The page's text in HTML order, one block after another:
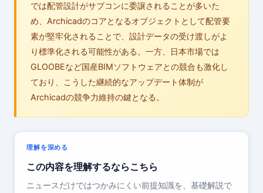
では配管設計がサブコンに委譲されることが多いた
め、Archicadのコアとなるオブジェクトとして配管要
素が堅牢化されることで、設計データの受け渡しがよ
り標準化される可能性がある。一方、日本市場では
GLOOBEなど国産BIMソフトウェアとの競合も激化し
ており、こうした継続的なアップデート体制が
Archicadの競争力維持の鍵となる。
理解を深める
この内容を理解するならこちら
ニュースだけではつかみにくい前提知識を、基礎解説で